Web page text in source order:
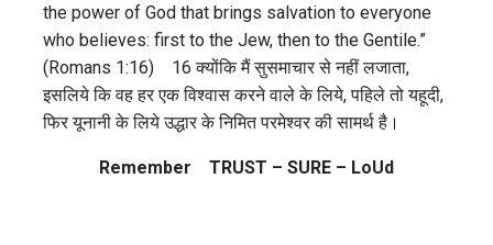
the power of God that brings salvation to everyone
who believes: first to the Jew, then to the Gentile.”
(Romans 1:16) 16 क्योंकि मैं सुसमाचार से नहीं लजाता,
इसलिये कि वह हर एक विश्वास करने वाले के लिये, पहिले तो यहूदी,
फिर यूनानी के लिये उद्धार के निमित परमेश्वर की सामर्थ है।
Remember TRUST – SURE – LoUd